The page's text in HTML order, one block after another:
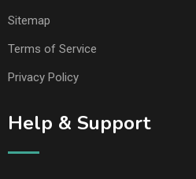
Sitemap
Terms of Service
Privacy Policy
Help & Support